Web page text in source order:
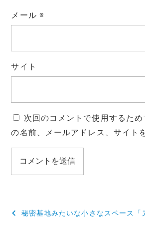
メール ※
サイト
次回のコメントで使用するた
の名前、メールアドレス、サイト
投
秘密基地みたいな小さなスペース「